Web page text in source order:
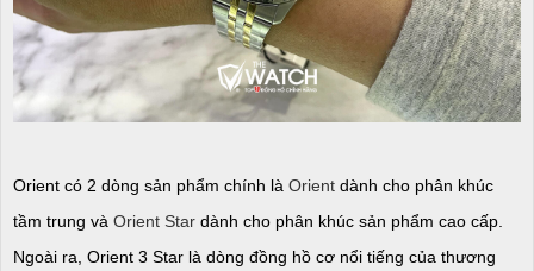
Orient có 2 dòng sản phẩm chính là Orient dành cho phân khúc
tầm trung và Orient Star dành cho phân khúc sản phẩm cao cấp.
Ngoài ra, Orient 3 Star là dòng đồng hồ cơ nổi tiếng của thương